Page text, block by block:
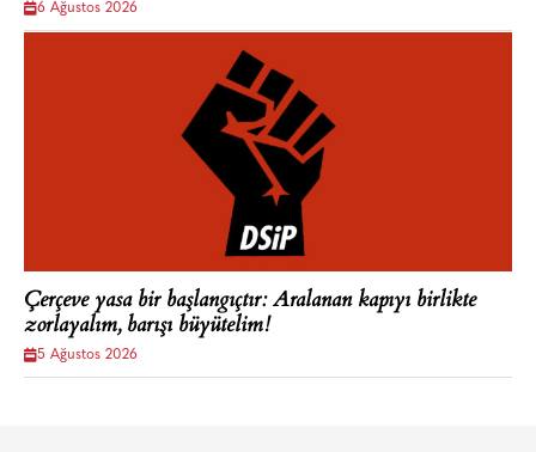
6 Ağustos 2026
Çerçeve yasa bir başlangıçtır: Aralanan kapıyı birlikte
zorlayalım, barışı büyütelim!
5 Ağustos 2026